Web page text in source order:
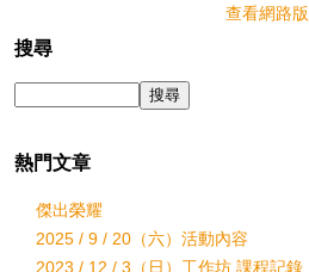
查看網路版
搜尋
熱門文章
傑出榮耀
2025 / 9 / 20（六）活動內容
2023 / 12 / 3（日）工作坊 課程記錄